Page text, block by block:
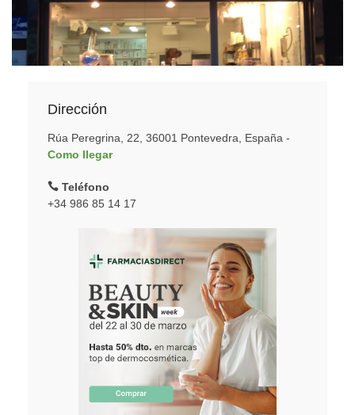
Dirección
Rúa Peregrina, 22, 36001 Pontevedra, España -
Como llegar
Teléfono
+34 986 85 14 17